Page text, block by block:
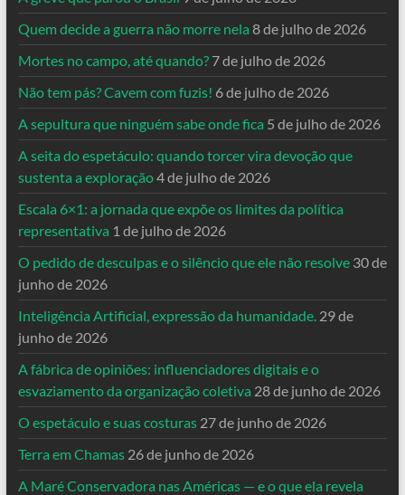
Quem decide a guerra não morre nela 8 de julho de 2026
Mortes no campo, até quando? 7 de julho de 2026
Não tem pás? Cavem com fuzis! 6 de julho de 2026
A sepultura que ninguém sabe onde fica 5 de julho de 2026
A seita do espetáculo: quando torcer vira devoção que
sustenta a exploração4 de julho de 2026
Escala 6×1: a jornada que expõe os limites da política
representativa 1 de julho de 2026
O pedido de desculpas e o silêncio que ele não resolve 30 de
junho de 2026
Inteligência Artificial, expressão da humanidade. 29 de
junho de 2026
A fábrica de opiniões: influenciadores digitais e o
esvaziamento da organização coletiva 28 de junho de 2026
O espetáculo e suas costuras 27 de junho de 2026
Terra em Chamas 26 de junho de 2026
A Maré Conservadora nas Américas — e o que ela revela